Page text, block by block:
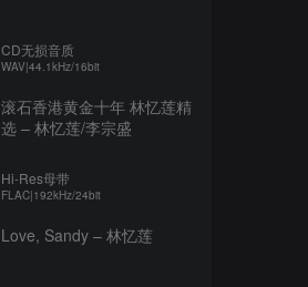
CD无损音质
WAV|44.1kHz/16bit
滚石香港黄金十年 林忆莲精
选 – 林忆莲/李宗盛
Hi-Res母带
FLAC|192kHz/24bit
Love, Sandy – 林忆莲